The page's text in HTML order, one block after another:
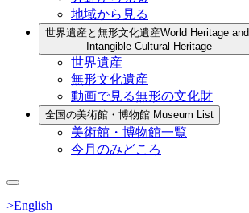
地域から見る
世界遺産と無形文化遺産World Heritage and
Intangible Cultural Heritage
世界遺産
無形文化遺産
動画で見る無形の文化財
全国の美術館・博物館 Museum List
美術館・博物館一覧
今月のみどころ
>English